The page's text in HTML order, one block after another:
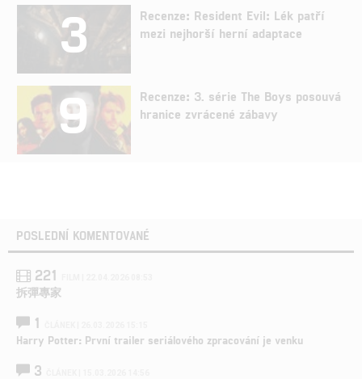
3
Recenze: Resident Evil: Lék patří
mezi nejhorší herní adaptace
9
Recenze: 3. série The Boys posouvá
hranice zvrácené zábavy
POSLEDNÍ KOMENTOVANÉ
221
拆彈專家
1
Harry Potter: První trailer seriálového zpracování je venku
3